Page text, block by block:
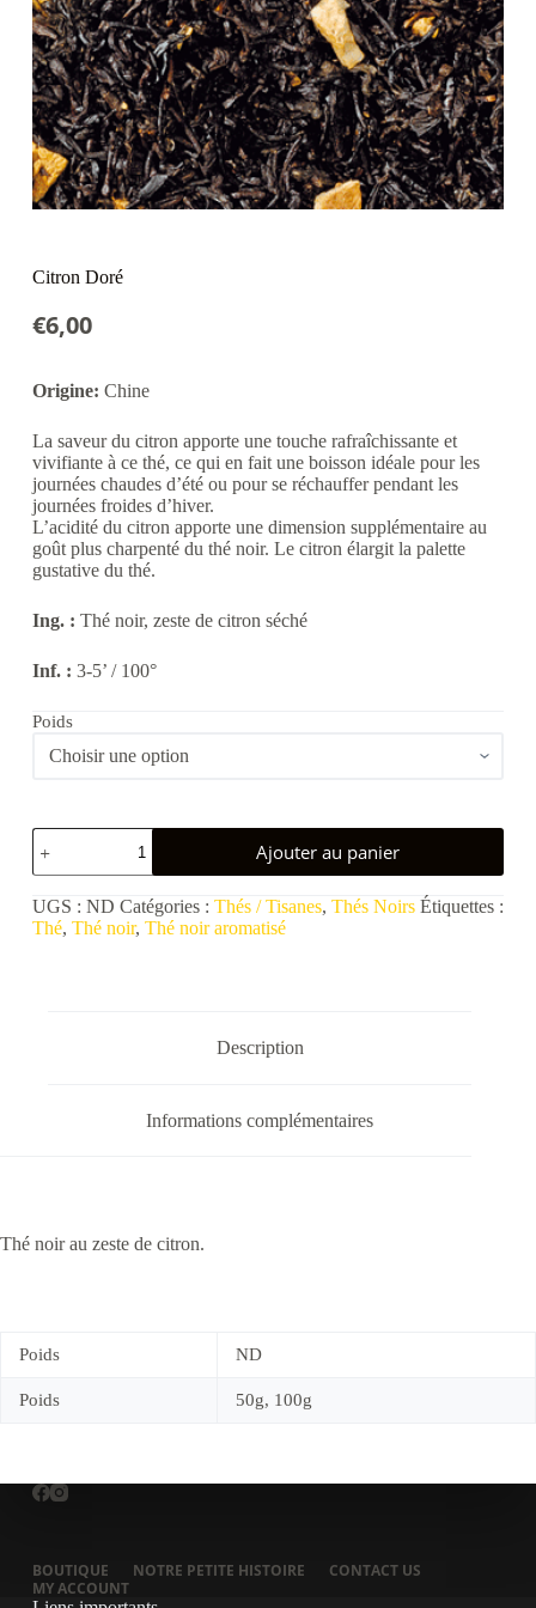
Citron Doré
€6,00
Origine: Chine
La saveur du citron apporte une touche rafraîchissante et
vivifiante à ce thé, ce qui en fait une boisson idéale pour les
journées chaudes d’été ou pour se réchauffer pendant les
journées froides d’hiver.
L’acidité du citron apporte une dimension supplémentaire au
goût plus charpenté du thé noir. Le citron élargit la palette
gustative du thé.
Ing. : Thé noir, zeste de citron séché
Inf. : 3-5’ / 100°
Poids
quantité
de
Citron
Doré
Ajouter au panier
UGS : ND Catégories : Thés / Tisanes, Thés Noirs Étiquettes :
Thé, Thé noir, Thé noir aromatisé
Description
Informations complémentaires
Thé noir au zeste de citron.
Poids ND
Poids 50g, 100g
BOUTIQUE NOTRE PETITE HISTOIRE
CONTACT US
MY ACCOUNT